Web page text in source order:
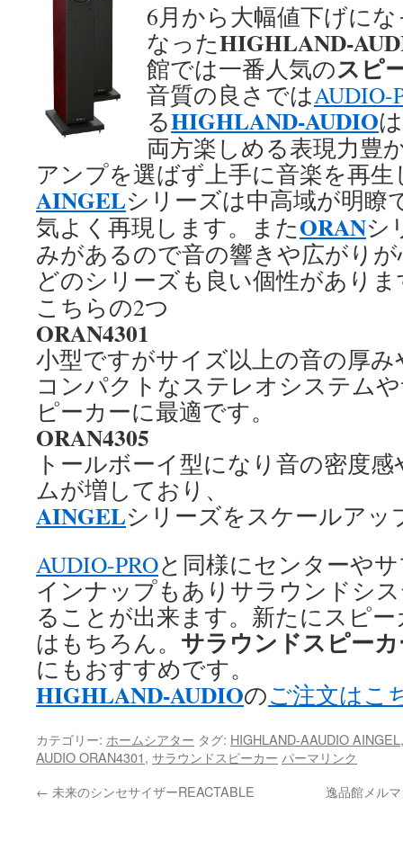
6月から大幅値下げに
なったHIGHLAND-
館では一番人気のスピ
音質の良さではAUDIO-
るHIGHLAND-AUDIO
両方楽しめる表現力豊
アンプを選ばず上手に音楽を再
AINGELシリーズは中高域が明瞭
気よく再現します。またORANシ
みがあるので音の響きや広がり
どのシリーズも良い個性があり
こちらの2つ
ORAN4301
小型ですがサイズ以上の音の厚
コンパクトなステレオシステム
ピーカーに最適です。
ORAN4305
トールボーイ型になり音の密度
ムが増しており、
AINGELシリーズをスケールアッ
AUDIO-PROと同様にセンターや
インナップもありサラウンドシ
ることが出来ます。新たにスピ
はもちろん。 サラウンドスピー
にもおすすめです。
HIGHLAND-AUDIOのご注文はこ
カテゴリー: ホームシアター タグ: HIGHLAND-AAUDIO AINGEL
AUDIO ORAN4301, サラウンドスピーカー パーマリンク
← 未来のシンセサイザーREACTABLE 逸品館メル